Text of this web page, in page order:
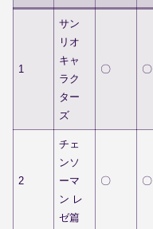
1
サン
リオ
キャ
ラク
ター
ズ
〇 〇
2
チェ
ンソ
ーマ
ン レ
ゼ篇
〇 〇